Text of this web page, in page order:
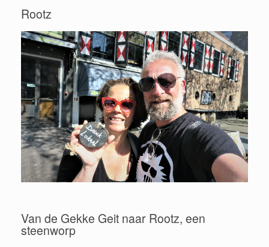
Rootz
Van de Gekke Geit naar Rootz, een
steenworp